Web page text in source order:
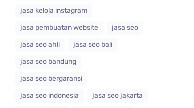
jasa kelola instagram
jasa pembuatan website
jasa seo
jasa seo ahli
jasa seo bali
jasa seo bandung
jasa seo bergaransi
jasa seo indonesia
jasa seo jakarta